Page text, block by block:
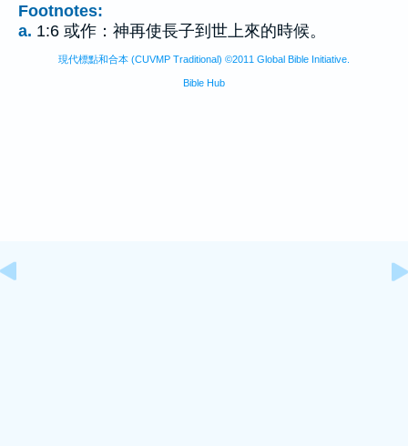
Footnotes:
a. 1:6 或作：神再使長子到世上來的時候。
現代標點和合本 (CUVMP Traditional) ©2011 Global Bible Initiative.
Bible Hub